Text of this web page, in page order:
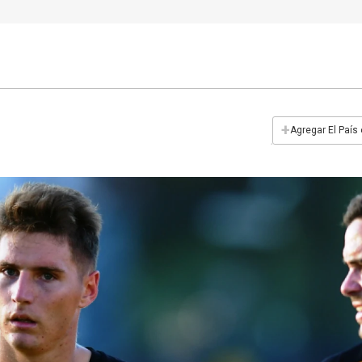
+Agregar El País